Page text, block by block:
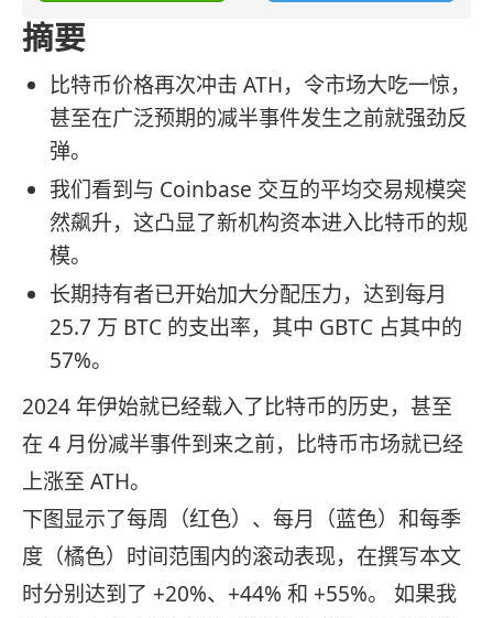
摘要
比特币价格再次冲击 ATH，令市场大吃一惊，
甚至在广泛预期的减半事件发生之前就强劲反
弹。
我们看到与 Coinbase 交互的平均交易规模突
然飙升，这凸显了新机构资本进入比特币的规
模。
长期持有者已开始加大分配压力，达到每月
25.7 万 BTC 的支出率，其中 GBTC 占其中的
57%。
2024 年伊始就已经载入了比特币的历史，甚至
在 4 月份减半事件到来之前，比特币市场就已经
上涨至 ATH。
下图显示了每周（红色）、每月（蓝色）和每季
度（橘色）时间范围内的滚动表现，在撰写本文
时分别达到了 +20%、+44% 和 +55%。 如果我